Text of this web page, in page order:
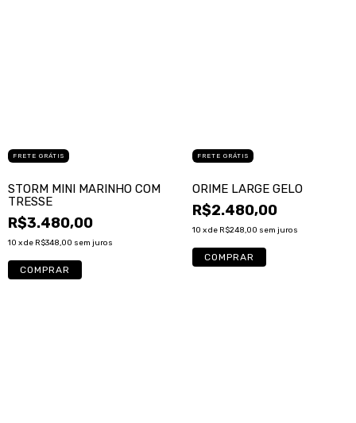
FRETE GRÁTIS
STORM MINI MARINHO COM
TRESSE
R$3.480,00
10 x de R$348,00 sem juros
FRETE GRÁTIS
ORIME LARGE GELO
R$2.480,00
10 x de R$248,00 sem juros